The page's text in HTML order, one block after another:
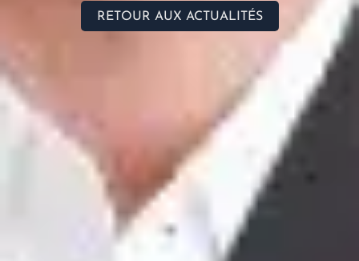
RETOUR AUX ACTUALITÉS